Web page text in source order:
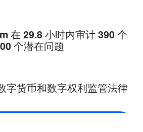
在 29.8 小时内审计 390 个
个潜在问题
字货币和数字权利监管法律